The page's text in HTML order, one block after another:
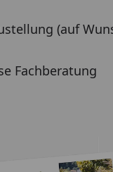
(auf
Fachberatung